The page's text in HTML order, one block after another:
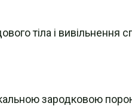
тіла і вивільнення
зародковою